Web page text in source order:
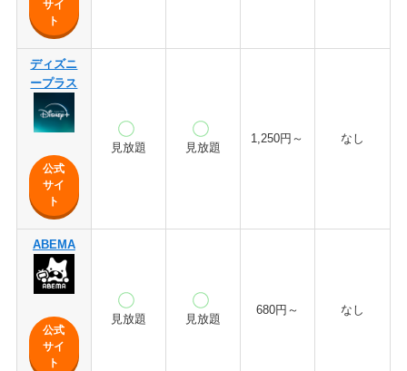
サイ
ト
ディズニ
ープラス
公式
サイ
ト
見放題 見放題
1,250円～ なし
ABEMA
公式
サイ
ト
見放題 見放題
680円～ なし